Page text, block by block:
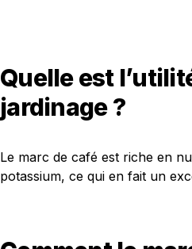
Quelle est
jardinage ?
Le marc de café est riche en
potassium, ce qui en fait un